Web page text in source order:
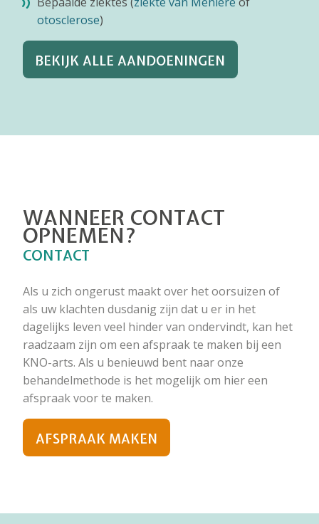
otosclerose)
BEKIJK ALLE AANDOENINGEN
WANNEER CONTACT
OPNEMEN?
CONTACT
Als u zich ongerust maakt over het oorsuizen of
als uw klachten dusdanig zijn dat u er in het
dagelijks leven veel hinder van ondervindt, kan het
raadzaam zijn om een afspraak te maken bij een
KNO-arts. Als u benieuwd bent naar onze
behandelmethode is het mogelijk om hier een
afspraak voor te maken.
AFSPRAAK MAKEN